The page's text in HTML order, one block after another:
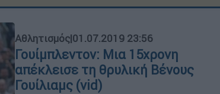
Αθλητισμός|01.07.2019 23:56
Γουίμπλεντον: Μια 15χρονη
απέκλεισε τη θρυλική Βένους
Γουίλιαμς (vid)